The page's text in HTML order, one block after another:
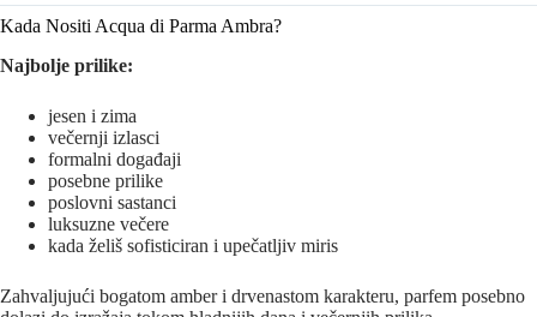
Kada Nositi Acqua di Parma Ambra?
Najbolje prilike:
jesen i zima
večernji izlasci
formalni događaji
posebne prilike
poslovni sastanci
luksuzne večere
kada želiš sofisticiran i upečatljiv miris
Zahvaljujući bogatom amber i drvenastom karakteru, parfem posebno